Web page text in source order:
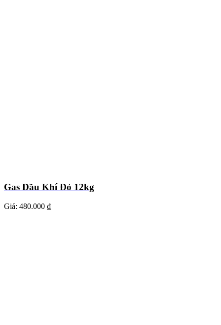
Gas Dầu Khí Đỏ 12kg
Giá: 480.000 ₫